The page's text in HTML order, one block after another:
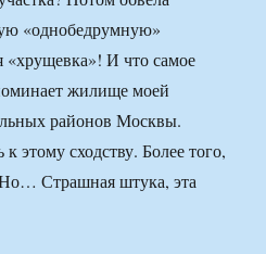
«однобедрумную»
«хрущевка»! И что самое
жилище моей
районов Москвы.
этому сходству. Более того,
Страшная штука, эта